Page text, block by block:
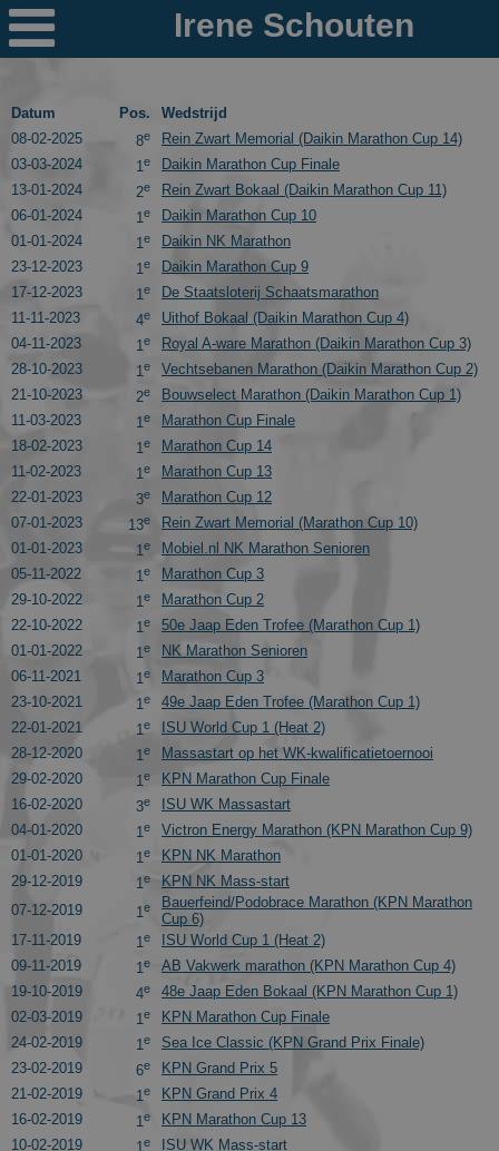

Nieuws
Ploegen
PR's
Schaatspeloton.nl
Datum Pos.
Wedstrijd
08-02-2025
8e
Rein Zwart Memorial (Daikin Marathon Cup 14)
03-03-2024
1e
Daikin Marathon Cup Finale
13-01-2024
2e
Rein Zwart Bokaal (Daikin Marathon Cup 11)
06-01-2024
1e
Daikin Marathon Cup 10
01-01-2024
1e
Daikin NK Marathon
23-12-2023
1e
Daikin Marathon Cup 9
17-12-2023
1e
De Staatsloterij Schaatsmarathon
11-11-2023
4e
Uithof Bokaal (Daikin Marathon Cup 4)
04-11-2023
1e
Royal A-ware Marathon (Daikin Marathon Cup 3)
28-10-2023
1e
Vechtsebanen Marathon (Daikin Marathon Cup 2)
21-10-2023
2e
Bouwselect Marathon (Daikin Marathon Cup 1)
11-03-2023
1e
Marathon Cup Finale
18-02-2023
1e
Marathon Cup 14
11-02-2023
1e
Marathon Cup 13
22-01-2023
3e
Marathon Cup 12
07-01-2023
13e
Rein Zwart Memorial (Marathon Cup 10)
01-01-2023
1e
Mobiel.nl NK Marathon Senioren
05-11-2022
1e
Marathon Cup 3
29-10-2022
1e
Marathon Cup 2
22-10-2022
1e
50e Jaap Eden Trofee (Marathon Cup 1)
01-01-2022
1e
NK Marathon Senioren
06-11-2021
1e
Marathon Cup 3
23-10-2021
1e
49e Jaap Eden Trofee (Marathon Cup 1)
22-01-2021
1e
ISU World Cup 1 (Heat 2)
28-12-2020
1e
Massastart op het WK-kwalificatietoernooi
29-02-2020
1e
KPN Marathon Cup Finale
16-02-2020
3e
ISU WK Massastart
04-01-2020
1e
Victron Energy Marathon (KPN Marathon Cup 9)
01-01-2020
1e
KPN NK Marathon
29-12-2019
1e
KPN NK Mass-start
07-12-2019
1e
Bauerfeind/Podobrace Marathon (KPN Marathon
Cup 6)
17-11-2019
1e
ISU World Cup 1 (Heat 2)
09-11-2019
1e
AB Vakwerk marathon (KPN Marathon Cup 4)
19-10-2019
4e
48e Jaap Eden Bokaal (KPN Marathon Cup 1)
02-03-2019
1e
KPN Marathon Cup Finale
24-02-2019
1e
Sea Ice Classic (KPN Grand Prix Finale)
23-02-2019
6e
KPN Grand Prix 5
21-02-2019
1e
KPN Grand Prix 4
16-02-2019
1e
KPN Marathon Cup 13
10-02-2019
1e
ISU WK Mass-start